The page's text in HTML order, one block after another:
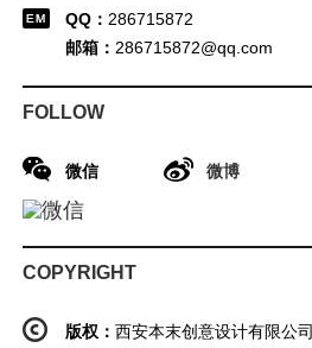
QQ： 286715872
邮箱： 286715872@qq.com
FOLLOW
微信 微博
COPYRIGHT
版权： 西安本末创意设计有限公司